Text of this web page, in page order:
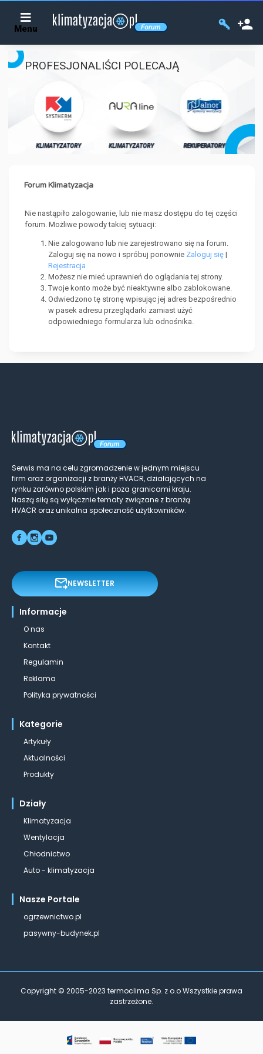
Menu
PROFESJONALIŚCI POLECAJĄ
KLIMATYZATORY KLIMATYZATORY REKUPERATORY
Forum Klimatyzacja
Nie nastąpiło zalogowanie, lub nie masz dostępu do tej części
forum. Możliwe powody takiej sytuacji:
Nie zalogowano lub nie zarejestrowano się na forum.
Zaloguj się na nowo i spróbuj ponownie Zaloguj się |
Rejestracja
Możesz nie mieć uprawnień do oglądania tej strony.
Twoje konto może być nieaktywne albo zablokowane.
Odwiedzono tę stronę wpisując jej adres bezpośrednio
w pasek adresu przeglądarki zamiast użyć
odpowiedniego formularza lub odnośnika.
Serwis ma na celu zgromadzenie w jednym miejscu
firm oraz organizacji z branży HVACR, działających na
rynku zarówno polskim jak i poza granicami kraju.
Naszą siłą są wyłącznie tematy związane z branżą
HVACR oraz unikalna społeczność użytkowników.
NEWSLETTER
Informacje
O nas
Kontakt
Regulamin
Reklama
Polityka prywatności
Kategorie
Artykuły
Aktualności
Produkty
Działy
Klimatyzacja
Wentylacja
Chłodnictwo
Auto - klimatyzacja
Nasze Portale
ogrzewnictwo.pl
pasywny-budynek.pl
Copyright © 2005-2023 termoclima Sp. z o.o Wszystkie prawa
zastrzeżone.